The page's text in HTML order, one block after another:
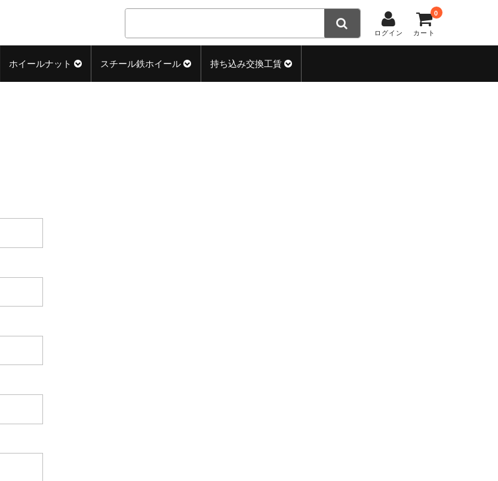
ログイン カート
0
ホイールナット スチール鉄ホイール 持ち込み交換工賃